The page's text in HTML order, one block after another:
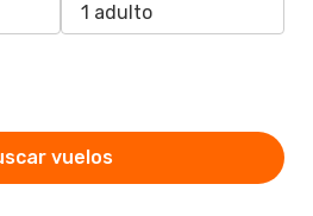
1 adulto
vuelos